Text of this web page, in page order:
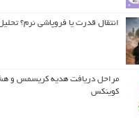
انتقال قدرت یا فروپاشی نرم؟
مراحل دریافت هدیه کریسمس و
کوینکس